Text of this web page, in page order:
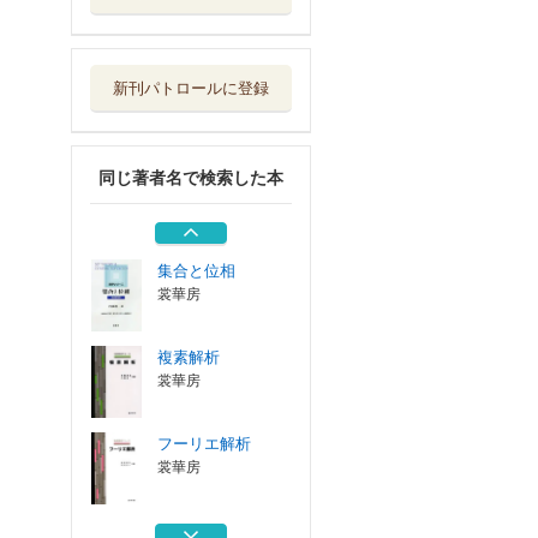
新刊パトロールに登録
同じ著者名で検索した本
フーリエ解析
裳華房
偏微分方程式
線形代数概説
裳華房
集合と位相
裳華房
複素解析
裳華房
フーリエ解析
裳華房
偏微分方程式